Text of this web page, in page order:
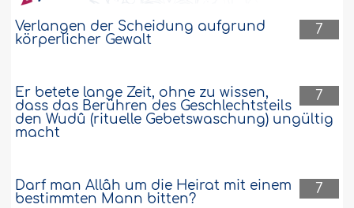
7
Verlangen der Scheidung aufgrund
körperlicher Gewalt
7
Er betete lange Zeit, ohne zu wissen,
dass das Berühren des Geschlechtsteils
den Wudû (rituelle Gebetswaschung) ungültig
macht
7
Darf man Allâh um die Heirat mit einem
bestimmten Mann bitten?